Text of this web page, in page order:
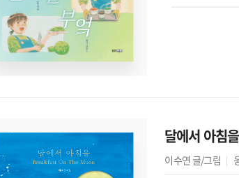
달에서 아침을
이수연 글/그림